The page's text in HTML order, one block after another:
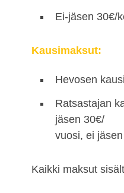
Ei-jäsen 30€/
Kausimaksut:
Hevosen
Ratsastajan
jäsen 30€/
vuosi, ei
Kaikki maksut